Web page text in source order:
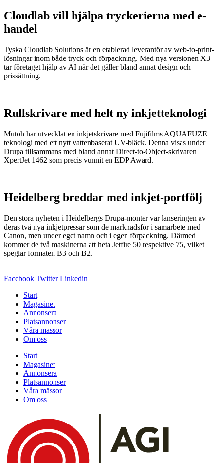
Cloudlab vill hjälpa tryckerierna med e-
handel
Tyska Cloudlab Solutions är en etablerad leverantör av web-to-print-
lösningar inom både tryck och förpackning. Med nya versionen X3
tar företaget hjälp av AI när det gäller bland annat design och
prissättning.
Rullskrivare med helt ny inkjetteknologi
Mutoh har utvecklat en inkjetskrivare med Fujifilms AQUAFUZE-
teknologi med ett nytt vattenbaserat UV-bläck. Denna visas under
Drupa tillsammans med bland annat Direct-to-Object-skrivaren
XpertJet 1462 som precis vunnit en EDP Award.
Heidelberg breddar med inkjet-portfölj
Den stora nyheten i Heidelbergs Drupa-monter var lanseringen av
deras två nya inkjetpressar som de marknadsför i samarbete med
Canon, men under eget namn och i egen förpackning. Därmed
kommer de två maskinerna att heta Jetfire 50 respektive 75, vilket
speglar formaten B3 och B2.
Facebook Twitter Linkedin
Start
Magasinet
Annonsera
Platsannonser
Våra mässor
Om oss
Start
Magasinet
Annonsera
Platsannonser
Våra mässor
Om oss